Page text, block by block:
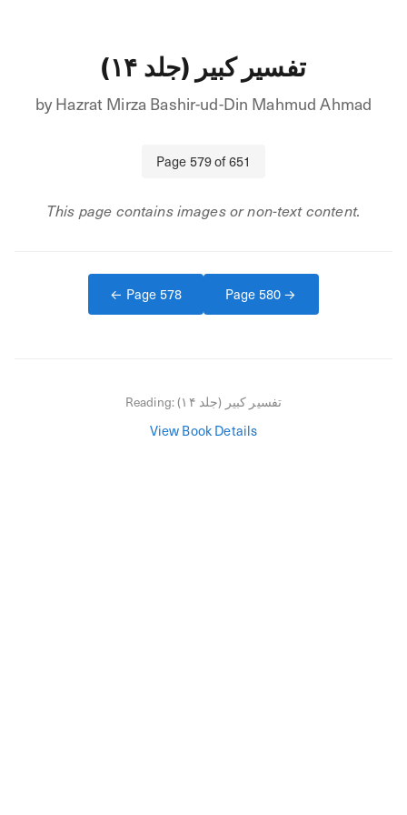
تفسیر کبیر (جلد ۱۴)
byHazrat Mirza Bashir-ud-Din Mahmud Ahmad
Page579of651
This page contains images or non-text content.
← Page578 Page580→
Reading: تفسیر کبیر (جلد ۱۴)
View Book Details